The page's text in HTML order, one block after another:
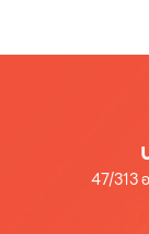
47/313